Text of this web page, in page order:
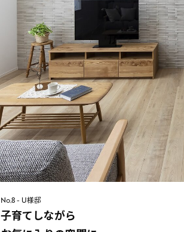
No.8 - U様邸
子育てしながら